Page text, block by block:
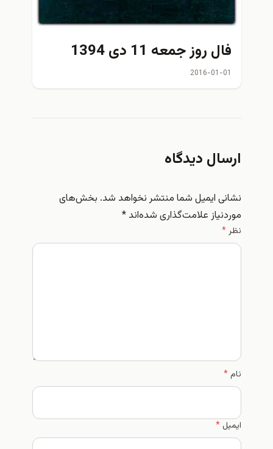
روز جمعه 11 دی 1394
دیدگاه
ایمیل شما منتشر نخواهد شد. بخش‌های
علامت‌گذاری شده‌اند*